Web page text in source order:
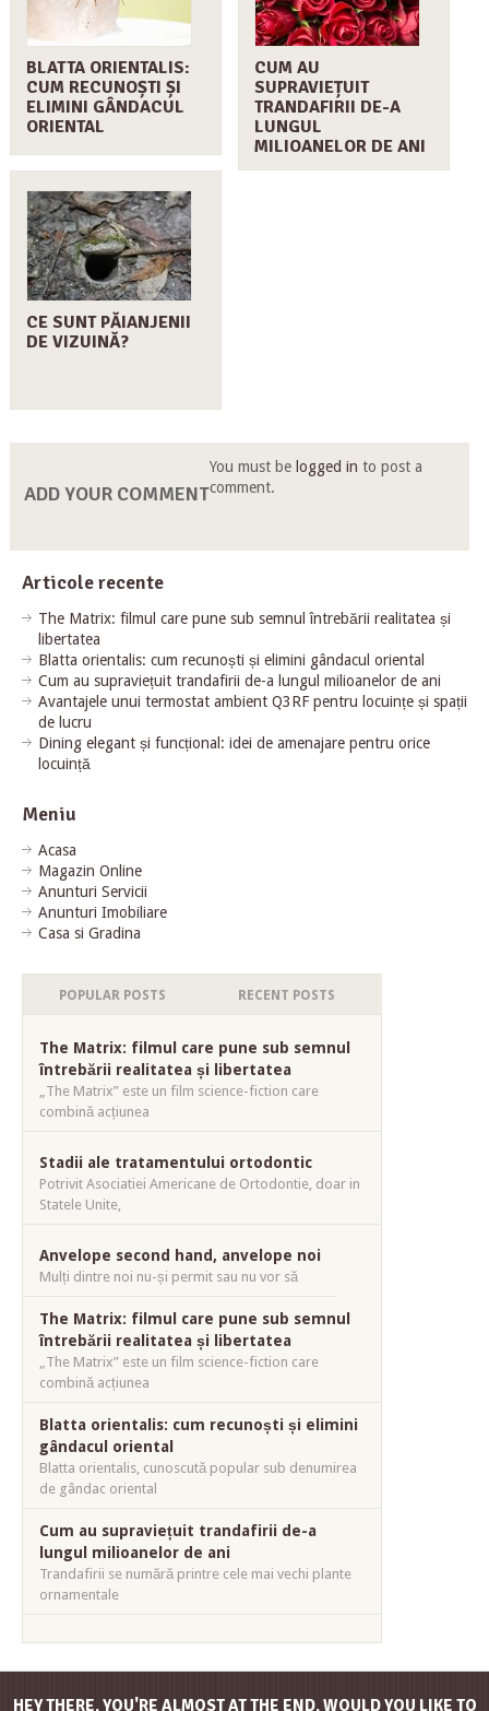
BLATTA ORIENTALIS:
CUM RECUNOȘTI ȘI
ELIMINI GÂNDACUL
ORIENTAL
CUM AU
SUPRAVIEȚUIT
TRANDAFIRII DE-A
LUNGUL
MILIOANELOR DE ANI
CE SUNT PĂIANJENII
DE VIZUINĂ?
ADD YOUR COMMENT
You must be logged in to post a
comment.
Articole recente
The Matrix: filmul care pune sub semnul întrebării realitatea și
libertatea
Blatta orientalis: cum recunoști și elimini gândacul oriental
Cum au supraviețuit trandafirii de-a lungul milioanelor de ani
Avantajele unui termostat ambient Q3RF pentru locuințe și spații
de lucru
Dining elegant și funcțional: idei de amenajare pentru orice
locuință
Meniu
Acasa
Magazin Online
Anunturi Servicii
Anunturi Imobiliare
Casa si Gradina
POPULAR POSTS RECENT POSTS
The Matrix: filmul care pune sub semnul
întrebării realitatea și libertatea
„The Matrix” este un film science-fiction care
combină acțiunea
Stadii ale tratamentului ortodontic
Potrivit Asociatiei Americane de Ortodontie, doar in
Statele Unite,
Anvelope second hand, anvelope noi
Mulți dintre noi nu-și permit sau nu vor să
The Matrix: filmul care pune sub semnul
întrebării realitatea și libertatea
„The Matrix” este un film science-fiction care
combină acțiunea
Blatta orientalis: cum recunoști și elimini
gândacul oriental
Blatta orientalis, cunoscută popular sub denumirea
de gândac oriental
Cum au supraviețuit trandafirii de-a
lungul milioanelor de ani
Trandafirii se numără printre cele mai vechi plante
ornamentale
HEY THERE, YOU'RE ALMOST AT THE END, WOULD YOU LIKE TO